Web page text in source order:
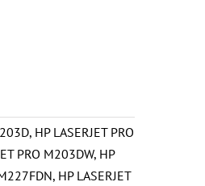
, HP LASERJET PRO
PRO M203DW, HP
, HP LASERJET